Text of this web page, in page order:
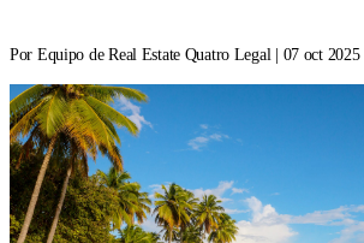
Por Equipo de Real Estate Quatro Legal | 07 oct